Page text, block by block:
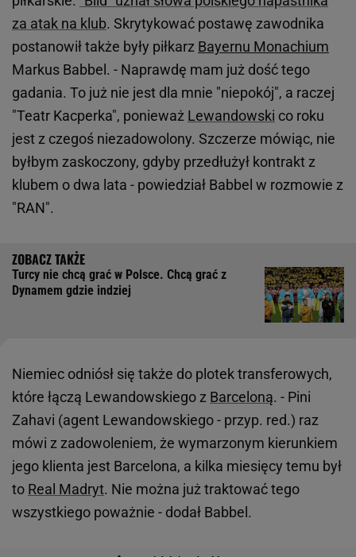
za atak na klub. Skrytykować postawę zawodnika
postanowił także były piłkarz Bayernu Monachium
Markus Babbel. - Naprawdę mam już dość tego
gadania. To już nie jest dla mnie "niepokój", a raczej
"Teatr Kacperka", ponieważ Lewandowski co roku
jest z czegoś niezadowolony. Szczerze mówiąc, nie
byłbym zaskoczony, gdyby przedłużył kontrakt z
klubem o dwa lata - powiedział Babbel w rozmowie z
"RAN".
Turcy nie chcą grać w Polsce. Chcą grać z
Dynamem gdzie indziej
Niemiec odniósł się także do plotek transferowych,
które łączą Lewandowskiego z Barceloną. - Pini
Zahavi (agent Lewandowskiego - przyp. red.) raz
mówi z zadowoleniem, że wymarzonym kierunkiem
jego klienta jest Barcelona, a kilka miesięcy temu był
to Real Madryt. Nie można już traktować tego
wszystkiego poważnie - dodał Babbel.